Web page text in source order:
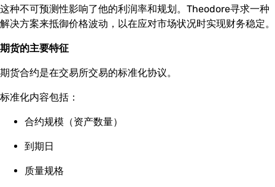
这种不可预测性影响了他的利润率和规划。Theodore寻求一种
解决方案来抵御价格波动，以在应对市场状况时实现财务稳定。
期货的主要特征
期货合约是在交易所交易的标准化协议。
标准化内容包括：
合约规模（资产数量）
到期日
质量规格